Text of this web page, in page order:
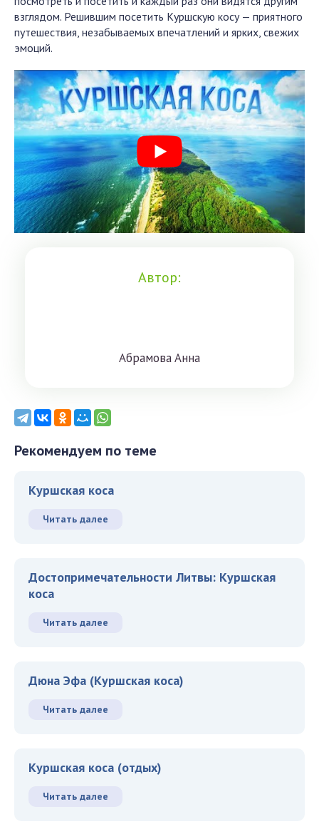
взглядом. Решившим посетить Куршскую косу — приятного
путешествия, незабываемых впечатлений и ярких, свежих
эмоций.
Автор:
Aбрaмoвa Aннa
Рекомендуем по теме
Куршская коса
Читать далее
Достопримечательности Литвы: Куршская
коса
Читать далее
Дюна Эфа (Куршская коса)
Читать далее
Куршская коса (отдых)
Читать далее